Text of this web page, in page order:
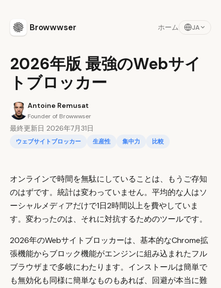
Browwwser ホーム JA
2026年版 最強のWebサイ
トブロッカー
Antoine Remusat
Founder of Browwwser
最終更新日 2026年7月31日
ウェブサイトブロッカー 生産性 集中力 比較
オンラインで時間を無駄にしていることは、もうご存知
のはずです。統計は変わっていません。平均的な人はソ
ーシャルメディアだけで1日2時間以上を費やしていま
す。変わったのは、それに対抗するためのツールです。
2026年のWebサイトブロッカーは、基本的なChrome拡
張機能からブロック機能がエンジンに組み込まれたフル
ブラウザまで多岐にわたります。インストールは簡単で
も無効化も同様に簡単なものもあれば、回避が本当に難